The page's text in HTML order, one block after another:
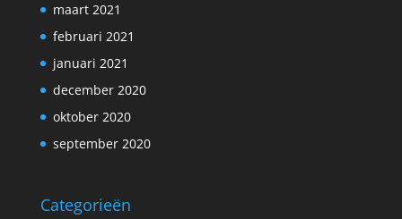
maart 2021
februari 2021
januari 2021
december 2020
oktober 2020
september 2020
Categorieën